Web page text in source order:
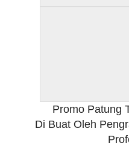
Promo Patung
Di Buat Oleh